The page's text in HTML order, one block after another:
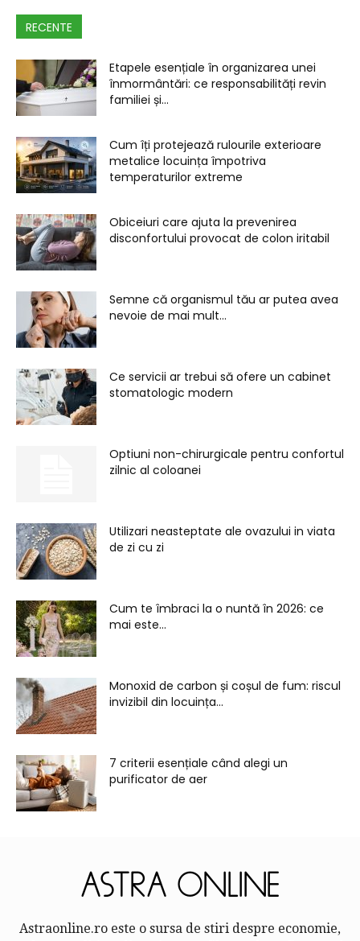
RECENTE
Etapele esențiale în organizarea unei
înmormântări: ce responsabilități revin
familiei și...
Cum îți protejează rulourile exterioare
metalice locuința împotriva
temperaturilor extreme
Obiceiuri care ajuta la prevenirea
disconfortului provocat de colon iritabil
Semne că organismul tău ar putea avea
nevoie de mai mult...
Ce servicii ar trebui să ofere un cabinet
stomatologic modern
Optiuni non-chirurgicale pentru confortul
zilnic al coloanei
Utilizari neasteptate ale ovazului in viata
de zi cu zi
Cum te îmbraci la o nuntă în 2026: ce
mai este...
Monoxid de carbon și coșul de fum: riscul
invizibil din locuința...
7 criterii esențiale când alegi un
purificator de aer
Astraonline.ro este o sursa de stiri despre economie,